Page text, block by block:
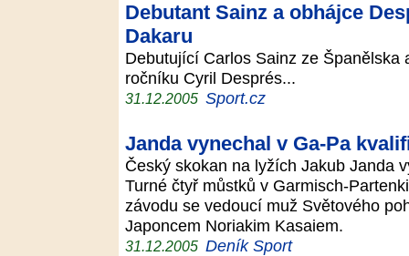
Debutant Sainz a obhájce
Dakaru
Debutující Carlos Sainz ze
ročníku Cyril Després...
31.12.2005 Sport.cz
Janda vynechal v Ga-Pa
Český skokan na lyžích Jakub Janda
Turné čtyř můstků v Garmisch-
závodu se vedoucí muž Světového
Japoncem Noriakim Kasaiem.
31.12.2005 Deník Sport